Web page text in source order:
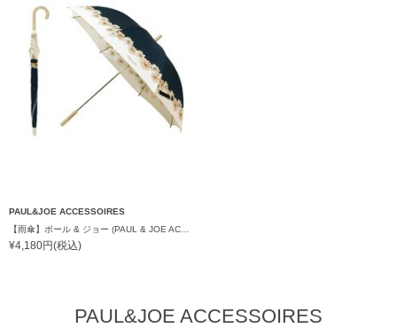
PAUL&JOE ACCESSOIRES
¥4,180円(税込)
PAUL&JOE ACCESSOIRES